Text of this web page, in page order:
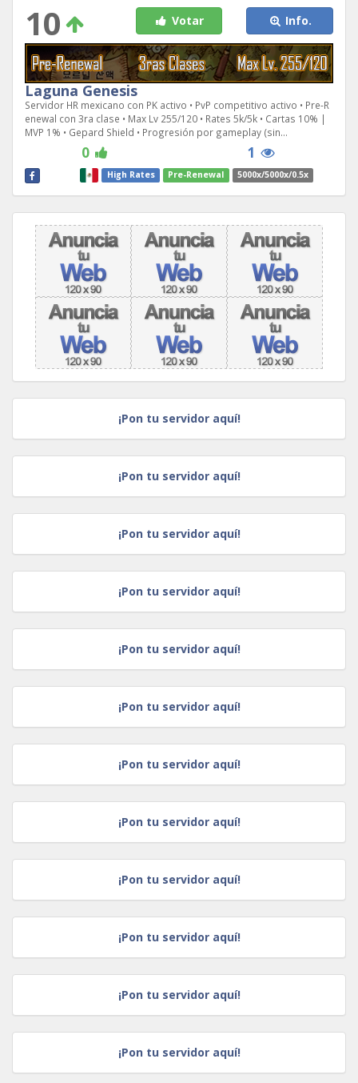
10 Votar Info.
Laguna Genesis
Servidor HR mexicano con PK activo • PvP competitivo activo • Pre-R
enewal con 3ra clase • Max Lv 255/120 • Rates 5k/5k • Cartas 10% |
MVP 1% • Gepard Shield • Progresión por gameplay (sin...
0 1
High Rates Pre-Renewal 5000x/5000x/0.5x
¡Pon tu servidor aquí!
¡Pon tu servidor aquí!
¡Pon tu servidor aquí!
¡Pon tu servidor aquí!
¡Pon tu servidor aquí!
¡Pon tu servidor aquí!
¡Pon tu servidor aquí!
¡Pon tu servidor aquí!
¡Pon tu servidor aquí!
¡Pon tu servidor aquí!
¡Pon tu servidor aquí!
¡Pon tu servidor aquí!